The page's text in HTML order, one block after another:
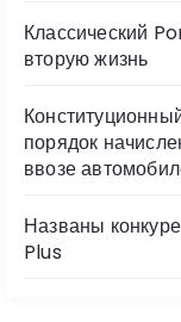
Классический
вторую жизнь
порядок
ввозе
Названы
Plus